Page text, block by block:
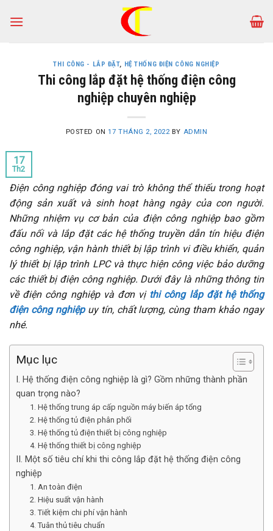
THI CÔNG - LẮP ĐẶT, HỆ THỐNG ĐIỆN CÔNG NGHIỆP
Thi công lắp đặt hệ thống điện công
nghiệp chuyên nghiệp
POSTED ON17 THÁNG 2, 2022 BY ADMIN
17
Th2
Điện công nghiệp đóng vai trò không thể thiếu trong hoạt
động sản xuất và sinh hoạt hàng ngày của con người.
Những nhiệm vụ cơ bản của điện công nghiệp bao gồm
đấu nối và lắp đặt các hệ thống truyền dẫn tín hiệu điện
công nghiệp, vận hành thiết bị lập trình vi điều khiển, quản
lý thiết bị lập trình LPC và thực hiện công việc bảo dưỡng
các thiết bị điện công nghiệp. Dưới đây là những thông tin
về điện công nghiệp và đơn vị thi công lắp đặt hệ thống
điện công nghiệpuy tín, chất lượng, cùng tham khảo ngay
nhé.
Mục lục
I. Hệ thống điện công nghiệp là gì? Gồm những thành phần
quan trọng nào?
1. Hệ thống trung áp cấp nguồn máy biến áp tổng
2. Hệ thống tủ điện phân phối
3. Hệ thống tủ điện thiết bị công nghiệp
4. Hệ thống thiết bị công nghiệp
II. Một số tiêu chí khi thi công lắp đặt hệ thống điện công
nghiệp
1. An toàn điện
2. Hiệu suất vận hành
3. Tiết kiệm chi phí vận hành
4. Tuân thủ tiêu chuẩn